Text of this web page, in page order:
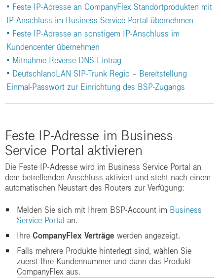
• Feste IP-Adresse an CompanyFlex Standortprodukten mit
IP-Anschluss im Business Service Portal übernehmen
• Feste IP-Adresse an sonstigem IP-Anschluss im
Kundencenter übernehmen
• Mitnahme Reverse DNS-Eintrag
• DeutschlandLAN SIP-Trunk Regio – Bereitstellung
Einmal-Passwort zur Einrichtung des BSP-Zugangs
Feste IP-Adresse im Business
Service Portal aktivieren
Die Feste IP-Adresse wird im Business Service Portal an
dem betreffenden Anschluss aktiviert und steht nach einem
automatischen Neustart des Routers zur Verfügung:
Melden Sie sich mit Ihrem BSP-Account im Business
Service Portal an.
Ihre CompanyFlex Verträge werden angezeigt.
Falls mehrere Produkte hinterlegt sind, wählen Sie
zuerst Ihre Kundennummer und dann das Produkt
CompanyFlex aus.